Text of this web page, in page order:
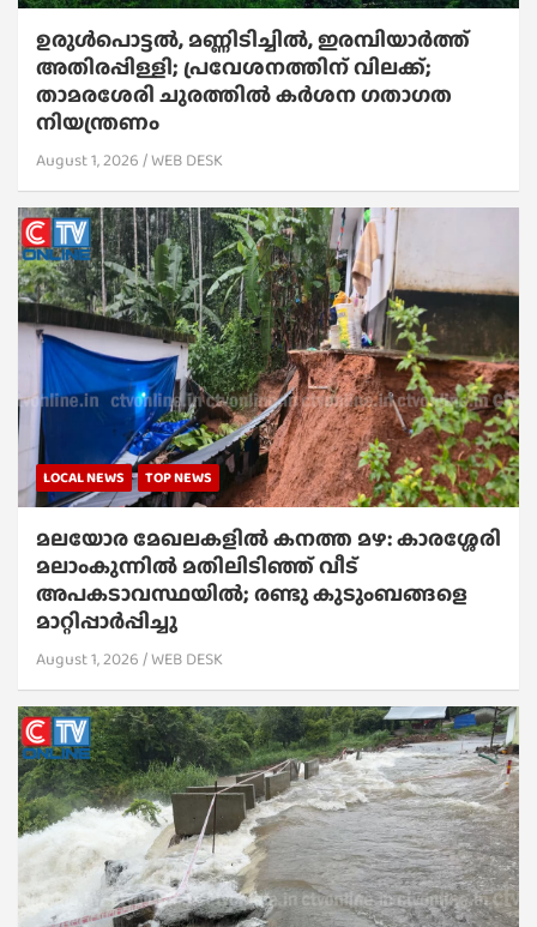
ഉരുൾപൊട്ടൽ, മണ്ണിടിച്ചിൽ, ഇരമ്പിയാര്‍ത്ത്
അതിരപ്പിള്ളി; പ്രവേശനത്തിന് വിലക്ക്;
താമരശേരി ചുരത്തില്‍ കര്‍ശന ഗതാഗത
നിയന്ത്രണം
August 1, 2026 WEB DESK
LOCAL NEWS TOP NEWS
മലയോര മേഖലകളിൽ കനത്ത മഴ: കാരശ്ശേരി
മലാംകുന്നിൽ മതിലിടിഞ്ഞ് വീട്
അപകടാവസ്ഥയിൽ; രണ്ടു കുടുംബങ്ങളെ
മാറ്റിപ്പാർപ്പിച്ചു
August 1, 2026 WEB DESK